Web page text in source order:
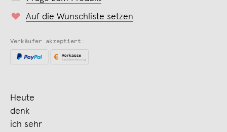
Auf die Wunschliste setzen
Verkäufer akzeptiert:
Heute
denk
ich sehr